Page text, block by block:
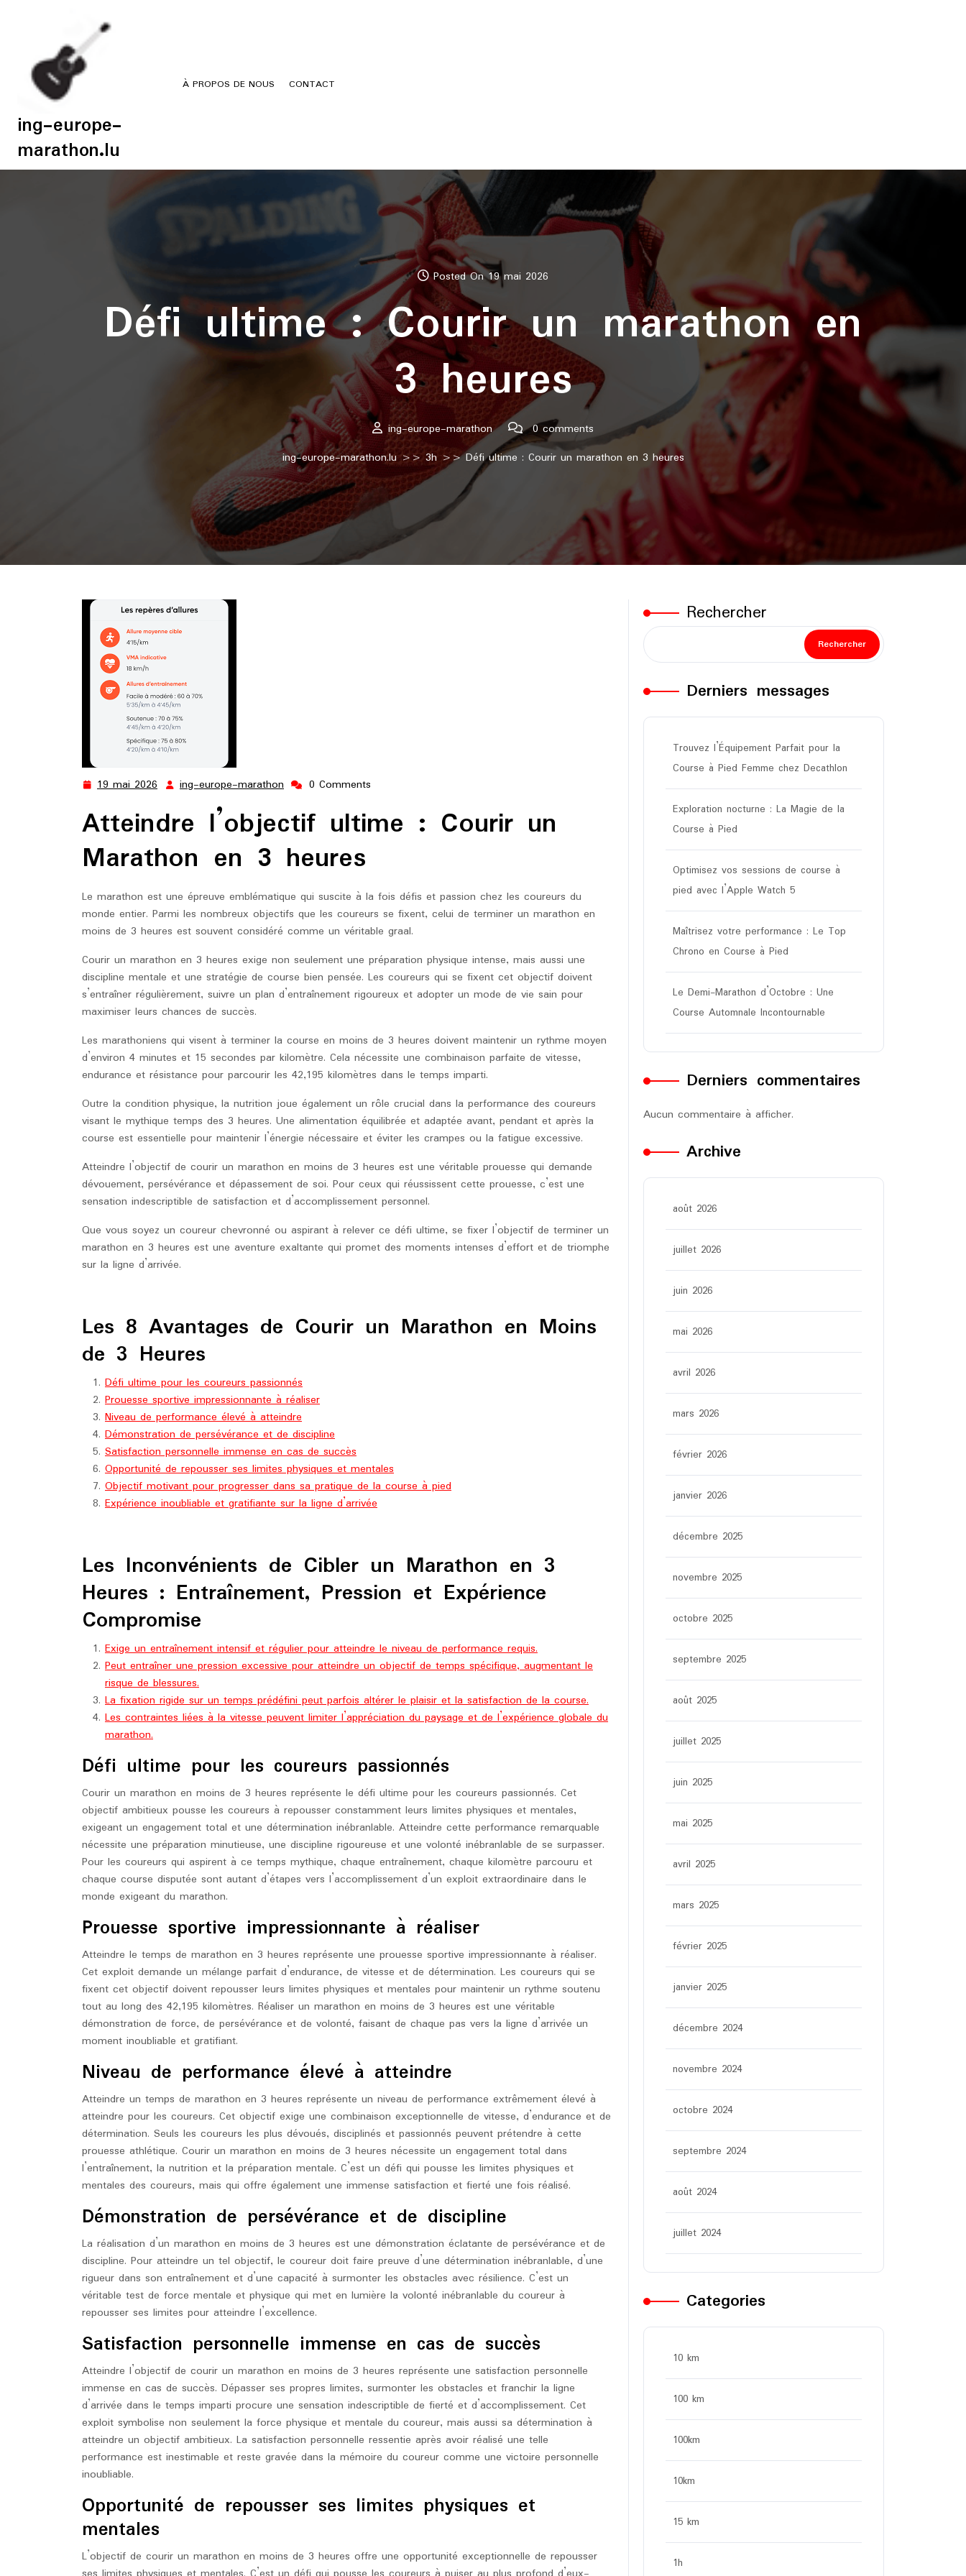
ing-europe-
marathon.lu
À PROPOS DE NOUS CONTACT
Posted On 19 mai 2026
Défi ultime : Courir un marathon en
3 heures
ing-europe-marathon
0 comments
ing-europe-marathon.lu>>3h>> Défi ultime : Courir un marathon en 3 heures
19 mai 2026 19
2026
ing-europe-marathon ing-
marathon
0 Comments
Atteindre l’objectif ultime : Courir un
Marathon en 3 heures
Le marathon est une épreuve emblématique qui suscite à la fois défis et passion chez les coureurs du
monde entier. Parmi les nombreux objectifs que les coureurs se fixent, celui de terminer un marathon en
moins de 3 heures est souvent considéré comme un véritable graal.
Courir un marathon en 3 heures exige non seulement une préparation physique intense, mais aussi une
discipline mentale et une stratégie de course bien pensée. Les coureurs qui se fixent cet objectif doivent
s’entraîner régulièrement, suivre un plan d’entraînement rigoureux et adopter un mode de vie sain pour
maximiser leurs chances de succès.
Les marathoniens qui visent à terminer la course en moins de 3 heures doivent maintenir un rythme moyen
d’environ 4 minutes et 15 secondes par kilomètre. Cela nécessite une combinaison parfaite de vitesse,
endurance et résistance pour parcourir les 42,195 kilomètres dans le temps imparti.
Outre la condition physique, la nutrition joue également un rôle crucial dans la performance des coureurs
visant le mythique temps des 3 heures. Une alimentation équilibrée et adaptée avant, pendant et après la
course est essentielle pour maintenir l’énergie nécessaire et éviter les crampes ou la fatigue excessive.
Atteindre l’objectif de courir un marathon en moins de 3 heures est une véritable prouesse qui demande
dévouement, persévérance et dépassement de soi. Pour ceux qui réussissent cette prouesse, c’est une
sensation indescriptible de satisfaction et d’accomplissement personnel.
Que vous soyez un coureur chevronné ou aspirant à relever ce défi ultime, se fixer l’objectif de terminer un
marathon en 3 heures est une aventure exaltante qui promet des moments intenses d’effort et de triomphe
sur la ligne d’arrivée.
Les 8 Avantages de Courir un Marathon en Moins
de 3 Heures
Défi ultime pour les coureurs passionnés
Prouesse sportive impressionnante à réaliser
Niveau de performance élevé à atteindre
Démonstration de persévérance et de discipline
Satisfaction personnelle immense en cas de succès
Opportunité de repousser ses limites physiques et mentales
Objectif motivant pour progresser dans sa pratique de la course à pied
Expérience inoubliable et gratifiante sur la ligne d’arrivée
Les Inconvénients de Cibler un Marathon en 3
Heures : Entraînement, Pression et Expérience
Compromise
Exige un entraînement intensif et régulier pour atteindre le niveau de performance requis.
Peut entraîner une pression excessive pour atteindre un objectif de temps spécifique, augmentant le
risque de blessures.
La fixation rigide sur un temps prédéfini peut parfois altérer le plaisir et la satisfaction de la course.
Les contraintes liées à la vitesse peuvent limiter l’appréciation du paysage et de l’expérience globale du
marathon.
Défi ultime pour les coureurs passionnés
Courir un marathon en moins de 3 heures représente le défi ultime pour les coureurs passionnés. Cet
objectif ambitieux pousse les coureurs à repousser constamment leurs limites physiques et mentales,
exigeant un engagement total et une détermination inébranlable. Atteindre cette performance remarquable
nécessite une préparation minutieuse, une discipline rigoureuse et une volonté inébranlable de se surpasser.
Pour les coureurs qui aspirent à ce temps mythique, chaque entraînement, chaque kilomètre parcouru et
chaque course disputée sont autant d’étapes vers l’accomplissement d’un exploit extraordinaire dans le
monde exigeant du marathon.
Prouesse sportive impressionnante à réaliser
Atteindre le temps de marathon en 3 heures représente une prouesse sportive impressionnante à réaliser.
Cet exploit demande un mélange parfait d’endurance, de vitesse et de détermination. Les coureurs qui se
fixent cet objectif doivent repousser leurs limites physiques et mentales pour maintenir un rythme soutenu
tout au long des 42,195 kilomètres. Réaliser un marathon en moins de 3 heures est une véritable
démonstration de force, de persévérance et de volonté, faisant de chaque pas vers la ligne d’arrivée un
moment inoubliable et gratifiant.
Niveau de performance élevé à atteindre
Atteindre un temps de marathon en 3 heures représente un niveau de performance extrêmement élevé à
atteindre pour les coureurs. Cet objectif exige une combinaison exceptionnelle de vitesse, d’endurance et de
détermination. Seuls les coureurs les plus dévoués, disciplinés et passionnés peuvent prétendre à cette
prouesse athlétique. Courir un marathon en moins de 3 heures nécessite un engagement total dans
l’entraînement, la nutrition et la préparation mentale. C’est un défi qui pousse les limites physiques et
mentales des coureurs, mais qui offre également une immense satisfaction et fierté une fois réalisé.
Démonstration de persévérance et de discipline
La réalisation d’un marathon en moins de 3 heures est une démonstration éclatante de persévérance et de
discipline. Pour atteindre un tel objectif, le coureur doit faire preuve d’une détermination inébranlable, d’une
rigueur dans son entraînement et d’une capacité à surmonter les obstacles avec résilience. C’est un
véritable test de force mentale et physique qui met en lumière la volonté inébranlable du coureur à
repousser ses limites pour atteindre l’excellence.
Satisfaction personnelle immense en cas de succès
Atteindre l’objectif de courir un marathon en moins de 3 heures représente une satisfaction personnelle
immense en cas de succès. Dépasser ses propres limites, surmonter les obstacles et franchir la ligne
d’arrivée dans le temps imparti procure une sensation indescriptible de fierté et d’accomplissement. Cet
exploit symbolise non seulement la force physique et mentale du coureur, mais aussi sa détermination à
atteindre un objectif ambitieux. La satisfaction personnelle ressentie après avoir réalisé une telle
performance est inestimable et reste gravée dans la mémoire du coureur comme une victoire personnelle
inoubliable.
Opportunité de repousser ses limites physiques et
mentales
L’objectif de courir un marathon en moins de 3 heures offre une opportunité exceptionnelle de repousser
Rechercher
Rechercher
Derniers messages
Trouvez l’Équipement Parfait pour la
Course à Pied Femme chez Decathlon
Exploration nocturne : La Magie de la
Course à Pied
Optimisez vos sessions de course à
pied avec l’Apple Watch 5
Maîtrisez votre performance : Le Top
Chrono en Course à Pied
Le Demi-Marathon d’Octobre : Une
Course Automnale Incontournable
Derniers commentaires
Aucun commentaire à afficher.
Archive
août 2026
juillet 2026
juin 2026
mai 2026
avril 2026
mars 2026
février 2026
janvier 2026
décembre 2025
novembre 2025
octobre 2025
septembre 2025
août 2025
juillet 2025
juin 2025
mai 2025
avril 2025
mars 2025
février 2025
janvier 2025
décembre 2024
novembre 2024
octobre 2024
septembre 2024
août 2024
juillet 2024
Categories
10 km
100 km
100km
10km
15 km
1h